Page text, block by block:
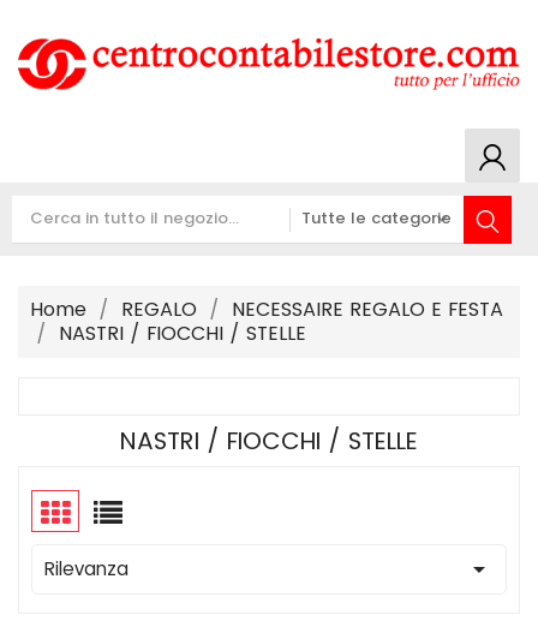
Home REGALO
NECESSAIRE REGALO E FESTA
NASTRI / FIOCCHI / STELLE
NASTRI / FIOCCHI / STELLE
Rilevanza 